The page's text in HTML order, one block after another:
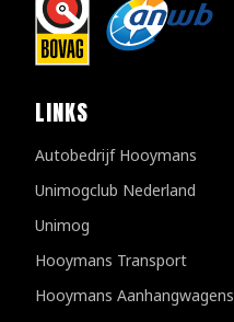
LINKS
Autobedrijf Hooymans
Unimogclub Nederland
Unimog
Hooymans Transport
Hooymans Aanhangwagens